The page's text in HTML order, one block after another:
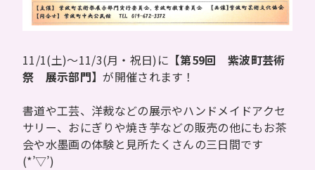
11/1(土)～11/3(月・祝日)に 【第59回 紫波町芸術
祭 展示部門】が開催されます！
書道や工芸、洋裁などの展示やハンドメイドアクセ
サリー、おにぎりや焼き芋などの販売の他にもお茶
会や水墨画の体験と見所たくさんの三日間です
(*’▽’)